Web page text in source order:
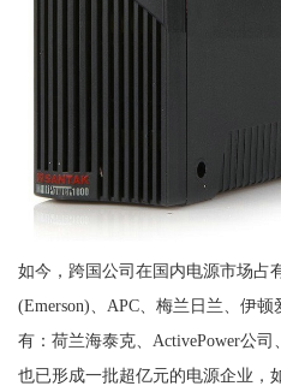
如今，跨国公司在国内电源市场占
(Emerson)、APC、梅兰日兰、伊
有：荷兰海泰克、ActivePower公
也已形成一批超亿元的电源企业，